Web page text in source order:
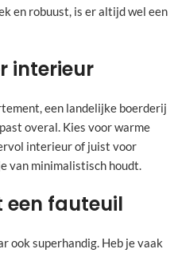
en robuust, is er altijd wel een
interieur
een landelijke boerderij
overal. Kies voor warme
interieur of juist voor
van minimalistisch houdt.
een fauteuil
ook superhandig. Heb je vaak